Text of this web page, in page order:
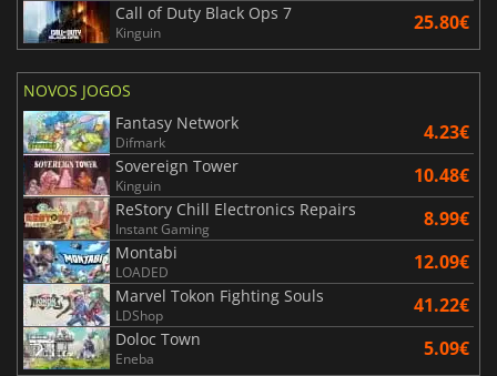
Call of Duty Black Ops 7
Kinguin 25.80€
NOVOS JOGOS
Fantasy Network
Difmark 4.23€
Sovereign Tower
Kinguin 10.48€
ReStory Chill Electronics Repairs
Instant Gaming 8.99€
Montabi
LOADED 12.09€
Marvel Tokon Fighting Souls
LDShop 41.22€
Doloc Town
Eneba 5.09€